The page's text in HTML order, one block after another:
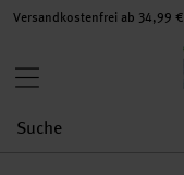
Versandkostenfrei ab 34,99 €